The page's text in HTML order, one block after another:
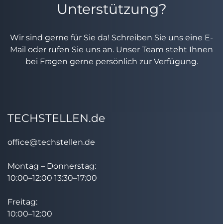
Unterstützung?
Wir sind gerne für Sie da! Schreiben Sie uns eine E-
Mail oder rufen Sie uns an. Unser Team steht Ihnen
bei Fragen gerne persönlich zur Verfügung.
TECHSTELLEN.de
office@techstellen.de
Montag – Donnerstag:
10:00–12:00 13:30–17:00
Freitag:
10:00–12:00